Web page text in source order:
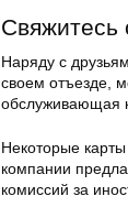
Свяжитесь
Наряду с
своем отъезде,
обслуживающая
Некоторые
компании
комиссий за